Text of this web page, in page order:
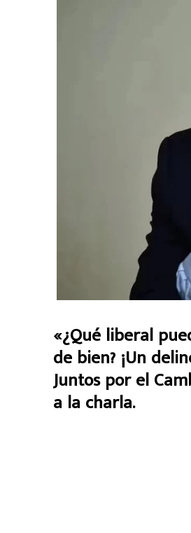
«¿Qué liberal
de bien? ¡Un
Juntos por el
a la charla.